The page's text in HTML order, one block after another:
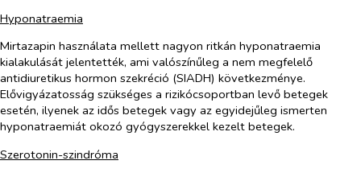
Hyponatraemia
Mirtazapin használata mellett nagyon ritkán hyponatraemia
kialakulását jelentették, ami valószínűleg a nem megfelelő
antidiuretikus hormon szekréció (SIADH) következménye.
Elővigyázatosság szükséges a rizikócsoportban levő betegek
esetén, ilyenek az idős betegek vagy az egyidejűleg ismerten
hyponatraemiát okozó gyógyszerekkel kezelt betegek.
Szerotonin-szindróma